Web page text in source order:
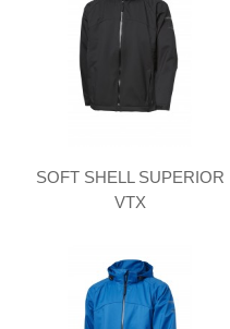
SOFT SHELL SUPERIOR
VTX